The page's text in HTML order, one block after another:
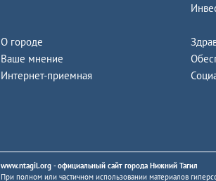
О городе
Ваше мнение
Интернет-приемная
www.ntagil.org - официальный сайт города Нижний Тагил
При полном или частичном использовании материалов